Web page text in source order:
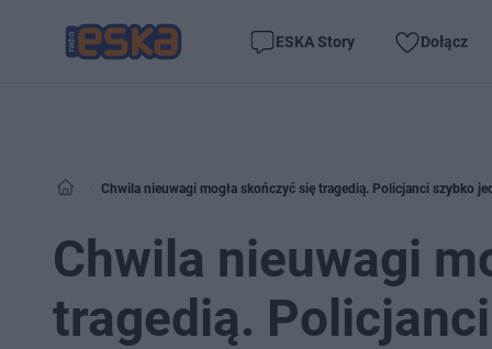
ESKA Story Dołącz
Chwila nieuwagi mogła skończyć się tragedią. Policjanci szybko
Chwila nieuwagi
tragedią.